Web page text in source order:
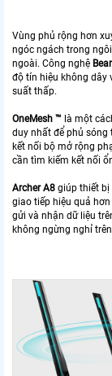
Vùng phủ rộng hơn
ngóc ngách trong
ngoài. Công nghệ
độ tín hiệu không dây
suất thấp.
OneMesh ™ là một
duy nhất để phủ sóng
kết nối bộ mở rộng
cần tìm kiếm kết nối
Archer A8 giúp thiết bị
giao tiếp hiệu quả
gửi và nhận dữ liệu
không ngừng nghỉ